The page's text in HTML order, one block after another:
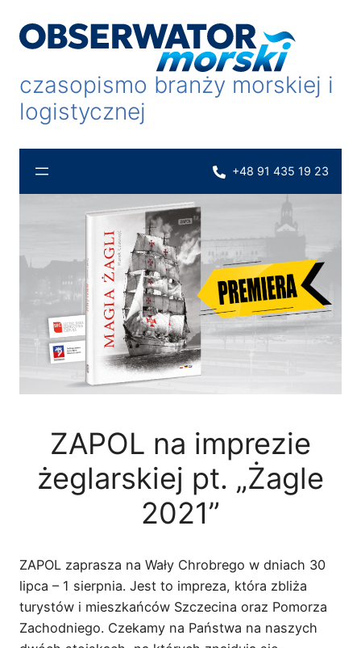
treści
czasopismo branży morskiej i
logistycznej
+48 91 435 19 23
ZAPOL na imprezie
żeglarskiej pt. „Żagle
2021”
ZAPOL zaprasza na Wały Chrobrego w dniach 30
lipca – 1 sierpnia. Jest to impreza, która zbliża
turystów i mieszkańców Szczecina oraz Pomorza
Zachodniego. Czekamy na Państwa na naszych